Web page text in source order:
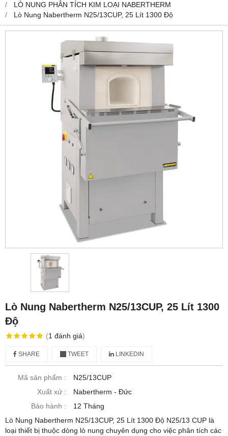
LÒ NUNG PHÂN TÍCH KIM LOẠI NABERTHERM
Lò Nung Nabertherm N25/13CUP, 25 Lít 1300 Độ
Lò Nung Nabertherm N25/13CUP, 25 Lít 1300
Độ
(1 đánh giá)
SHARE TWEET LINKEDIN
Mã sản phẩm :
N25/13CUP
Xuất xứ :
Nabertherm - Đức
Bảo hành :
12 Tháng
Lò Nung Nabertherm N25/13CUP, 25 Lít 1300 Độ N25/13 CUP là
loại thiết bị thuộc dòng lò nung chuyên dụng cho việc phân tích các